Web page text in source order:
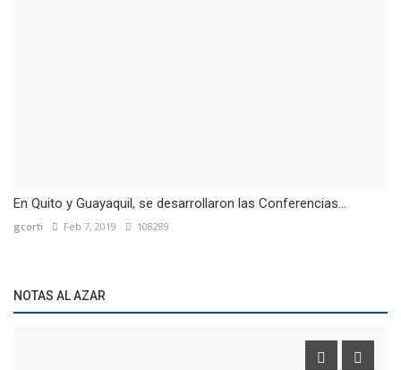
En Quito y Guayaquil, se desarrollaron las Conferencias...
gcorti Feb 7, 2019 108289
NOTAS AL AZAR